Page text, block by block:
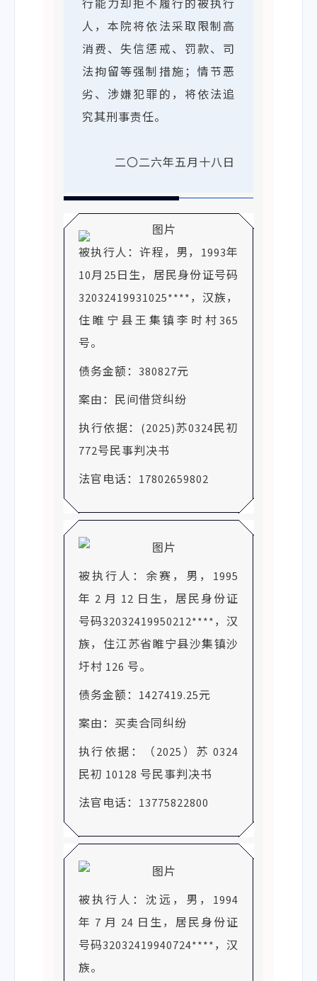
视频分辨率
864*486
行能力却拒不履行的被执行
人，本院将依法采取限制高
消费、失信惩戒、罚款、司
法拘留等强制措施；情节恶
劣、涉嫌犯罪的，将依法追
究其刑事责任。
二〇二六年五月十八日
被执行人：许程，男，1993年
10月25日生，居民身份证号码
32032419931025****，汉族，
住睢宁县王集镇李时村365
号。
债务金额：380827元
案由：民间借贷纠纷
执行依据：(2025)苏0324民初
772号民事判决书
法官电话：17802659802
被执行人：余赛，男，1995
年 2 月 12 日生，居民身份证
号码32032419950212****，汉
族，住江苏省睢宁县沙集镇沙
圩村 126 号。
债务金额：1427419.25元
案由：买卖合同纠纷
执行依据：（2025）苏 0324
民初 10128 号民事判决书
法官电话：13775822800
被执行人：沈远，男，1994
年 7 月 24 日生，居民身份证
号码32032419940724****，汉
族。